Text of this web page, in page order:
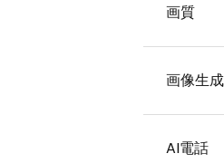
画質
画像生成
AI電話